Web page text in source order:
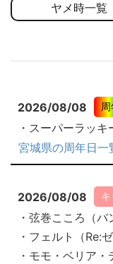
ヤメ時一覧
2026/08/08
・スーパーラッキ
宮城県の周年日一
2026/08/08
・弦巻こころ（バ
・フェルト（Re:
・モモ・ベリア